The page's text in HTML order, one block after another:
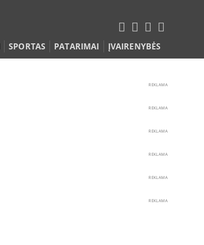
SPORTAS PATARIMAI ĮVAIRENYBĖS
REKLAMA
REKLAMA
REKLAMA
REKLAMA
REKLAMA
REKLAMA